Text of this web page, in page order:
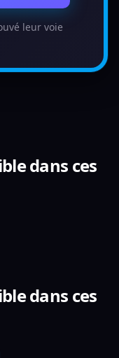
leur voie
dans ces
dans ces